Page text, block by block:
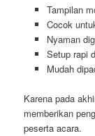
Tampilan
Cocok
Nyaman
Setup rapi
Mudah
Karena pada
memberikan
peserta acara.